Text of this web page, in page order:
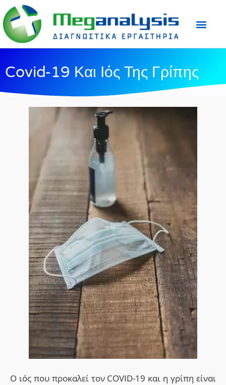
Covid-19 Και Ιός Της Γρίπης
Ο ιός που προκαλεί τον COVID-19 και η γρίπη είναι